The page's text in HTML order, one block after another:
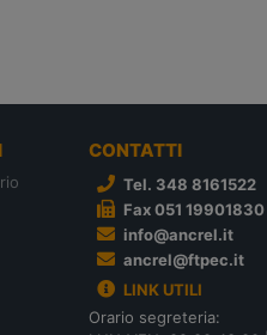
CONTATTI
Tel. 348 8161522
Fax 051 19901830
info@ancrel.it
ancrel@ftpec.it
LINK UTILI
Orario segreteria: